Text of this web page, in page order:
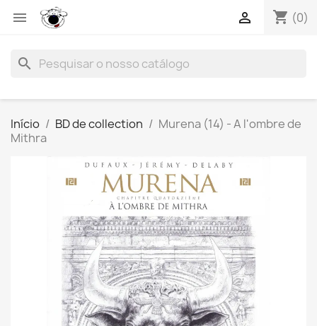
 shopping_cart (0)

search
Início BD de collection
Murena (14) - A l'ombre de
Mithra